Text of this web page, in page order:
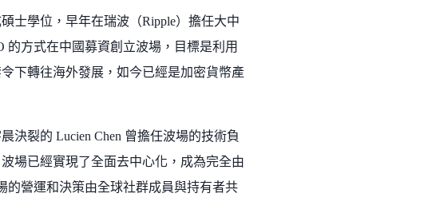
士學位，早年在瑞波（Ripple）擔任大中
的方式在中國募資創立波場，目標是利用
下轉往海外發展，如今已經是加密貨幣產
決裂的 Lucien Chen 曾擔任波場的技術負
場已經實現了全面去中心化，成為完全由
的營運和決策由全球社群成員與持有者共